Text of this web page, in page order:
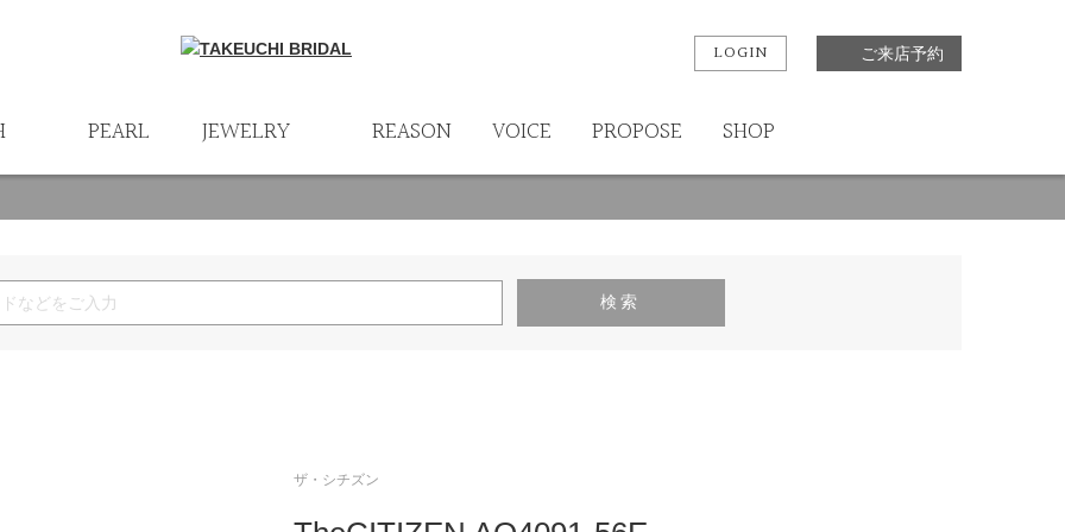
LOGIN ご来店予約
PEARL JEWELRY REASON VOICE PROPOSE SHOP
ザ・シチズン